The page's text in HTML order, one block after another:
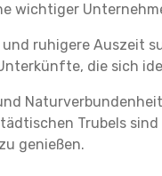
wichtiger
ruhigere Auszeit
die sich
Trubels
genießen.